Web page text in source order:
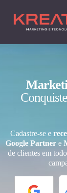
Cadastre-se e
Google Partner e
de clientes em